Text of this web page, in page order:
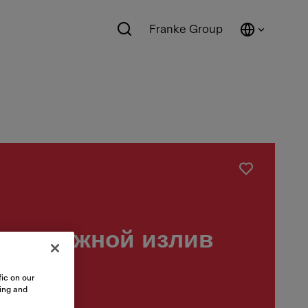
Franke Group
излив
on our
and